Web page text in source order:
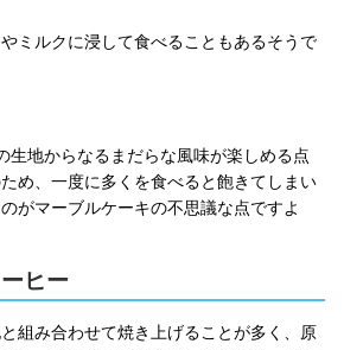
ミルクに浸して食べることもあるそうで
生地からなるまだらな風味が楽しめる点
め、一度に多くを食べると飽きてしまい
がマーブルケーキの不思議な点ですよ
ヒー
組み合わせて焼き上げることが多く、原